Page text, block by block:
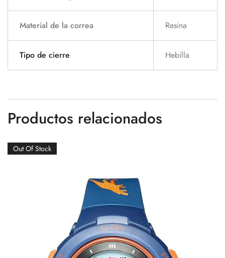
Material de la correa Resina
Tipo de cierre Hebilla
Productos relacionados
Out Of Stock